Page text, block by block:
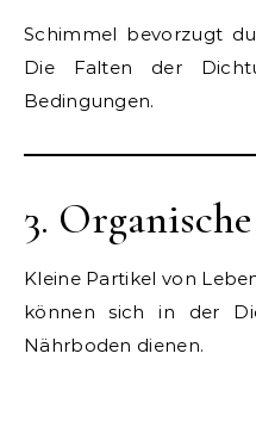
Schimmel bevorzugt
Die Falten der
Bedingungen.
3.
Kleine Partikel von
können sich in der
Nährboden dienen.